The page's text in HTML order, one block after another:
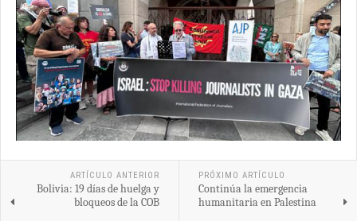
ARTÍCULO ANTERIOR
Bolivia: 19 días de huelga y
bloqueos de la COB
PRÓXIMO ARTÍCULO
Continúa la emergencia
humanitaria en Palestina